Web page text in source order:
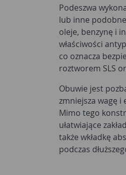
Podeszwa
lub inne
oleje, benzynę i
właściwości
co oznacza
roztworem SLS
Obuwie jest
zmniejsza wagę
Mimo tego
ułatwiające
także wkładkę
podczas